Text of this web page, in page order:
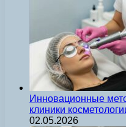
Инновационные
клиники
02.05.2026